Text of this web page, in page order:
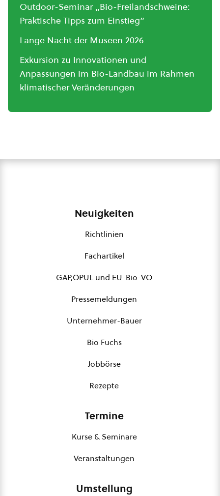
Outdoor-Seminar „Bio-Freilandschweine:
Praktische Tipps zum Einstieg“
Lange Nacht der Museen 2026
Exkursion zu Innovationen und
Anpassungen im Bio-Landbau im Rahmen
klimatischer Veränderungen
Neuigkeiten
Richtlinien
Fachartikel
GAP,ÖPUL und EU-Bio-VO
Pressemeldungen
Unternehmer-Bauer
Bio Fuchs
Jobbörse
Rezepte
Termine
Kurse & Seminare
Veranstaltungen
Umstellung